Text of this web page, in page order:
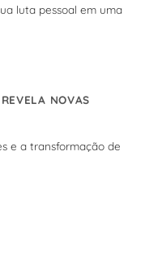
luta pessoal em uma
NOVAS
e a transformação de